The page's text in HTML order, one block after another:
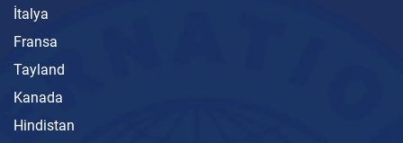
İtalya
Fransa
Tayland
Kanada
Hindistan